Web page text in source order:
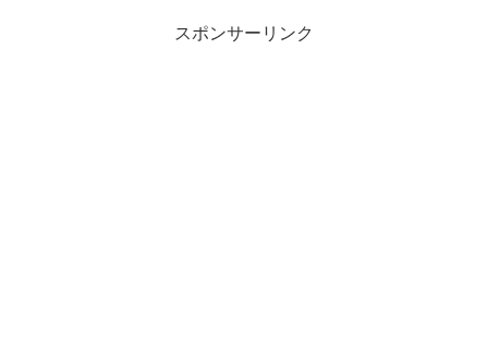
スポンサーリンク